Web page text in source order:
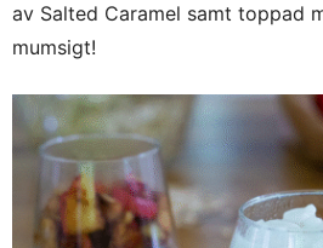
av Salted Caramel samt toppad
mumsigt!